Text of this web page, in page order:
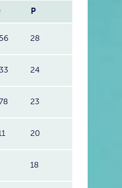
P
28
24
23
20
18